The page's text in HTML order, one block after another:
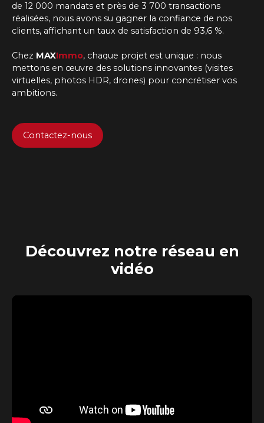
de 12 000 mandats et près de 3 700 transactions
réalisées, nous avons su gagner la confiance de nos
clients, affichant un taux de satisfaction de 93,6 %.
Chez MAXImmo, chaque projet est unique : nous
mettons en œuvre des solutions innovantes (visites
virtuelles, photos HDR, drones) pour concrétiser vos
ambitions.
Contactez-nous
Découvrez notre réseau en
vidéo